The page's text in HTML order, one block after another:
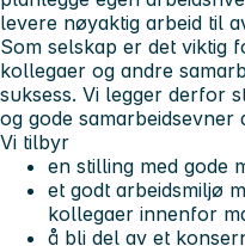
levere nøyaktig arbeid til
Som selskap er det viktig
kollegaer og andre
suksess. Vi legger derfor
og gode samarbeidsevner
Vi tilbyr
en stilling med gode
et godt arbeidsmiljø
kollegaer innenfor
å bli del av et